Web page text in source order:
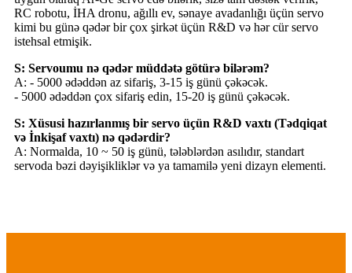
RC robotu, İHA dronu, ağıllı ev, sənaye avadanlığı üçün servo
kimi bu günə qədər bir çox şirkət üçün R&D və hər cür servo
istehsal etmişik.
S: Servoumu nə qədər müddətə götürə bilərəm?
A: - 5000 ədəddən az sifariş, 3-15 iş günü çəkəcək.
- 5000 ədəddən çox sifariş edin, 15-20 iş günü çəkəcək.
S: Xüsusi hazırlanmış bir servo üçün R&D vaxtı (Tədqiqat
və İnkişaf vaxtı) nə qədərdir?
A: Normalda, 10 ~ 50 iş günü, tələblərdən asılıdır, standart
servoda bəzi dəyişikliklər və ya tamamilə yeni dizayn elementi.